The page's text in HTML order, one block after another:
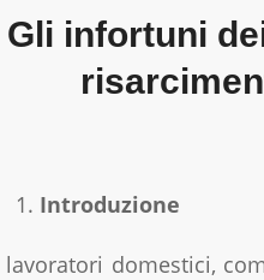
Gli infortuni
Introduzione
lavoratori domestici,